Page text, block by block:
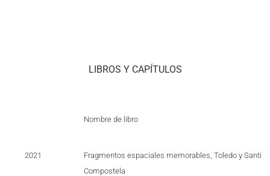
LIBROS Y CAPÍTULOS
Nombre de libro
2021
Fragmentos espaciales memorables, Toledo y
Compostela